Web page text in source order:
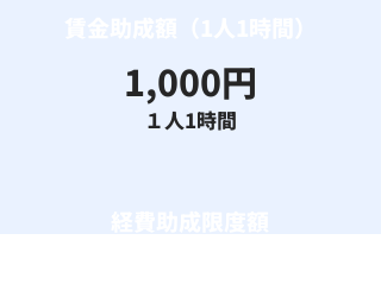
​1,000円
１人1時間